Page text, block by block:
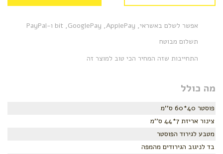
אפשר לשלם באשראי, bit ,GooglePay ,ApplePay ו-PayPal
תשלום מבוטח
התחייבות שזה המחיר הכי טוב למוצר זה
מה כולל
פוסטר 40*60 ס''מ
צינור אריזת 7*44 ס''מ
מטבע לגירוד הפוסטר
בד לניגוב הגירודים מהמפה